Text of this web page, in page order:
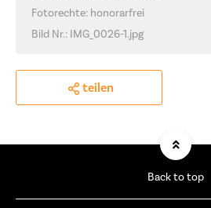
Fotorechte: honorarfrei
Bild Nr.: IMG_0026-1.jpg
teilen
Back to top